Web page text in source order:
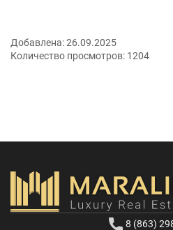
Добавлена:26.09.2025
Количество просмотров: 1204
8 (863)